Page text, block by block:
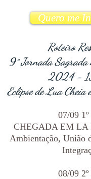
Roteiro
9° Jornada
2024 -
Eclipse de Lua Cheia
07/09
CHEGADA EM
Ambientação, União
08/09
Quero me